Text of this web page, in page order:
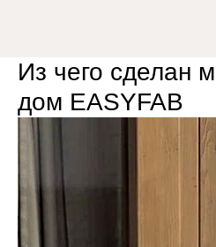
Из чего сделан
дом EASYFAB